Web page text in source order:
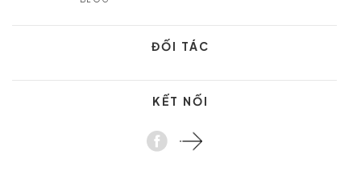
ĐỐI TÁC
KẾT NỐI